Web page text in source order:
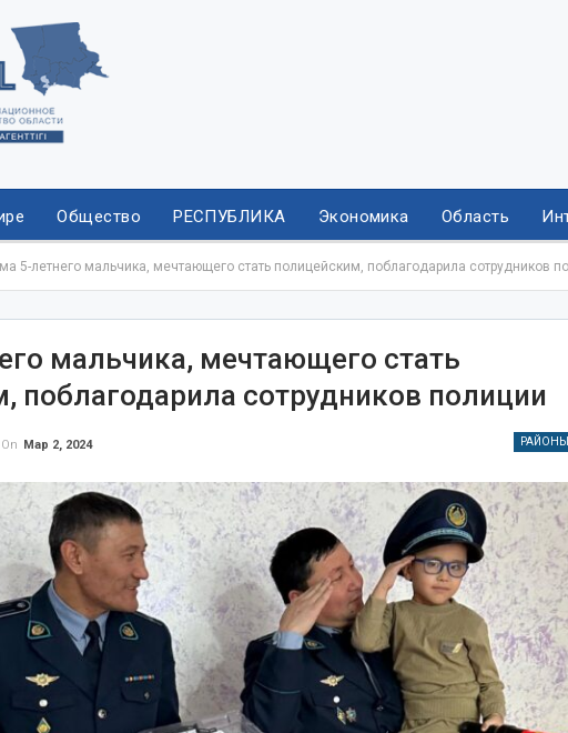
Общество РЕСПУБЛИКА Экономика Область
5-летнего мальчика, мечтающего стать полицейским, поблагодарила сотрудников
мальчика, мечтающего стать
поблагодарила сотрудников полиции
On Мар 2, 2024